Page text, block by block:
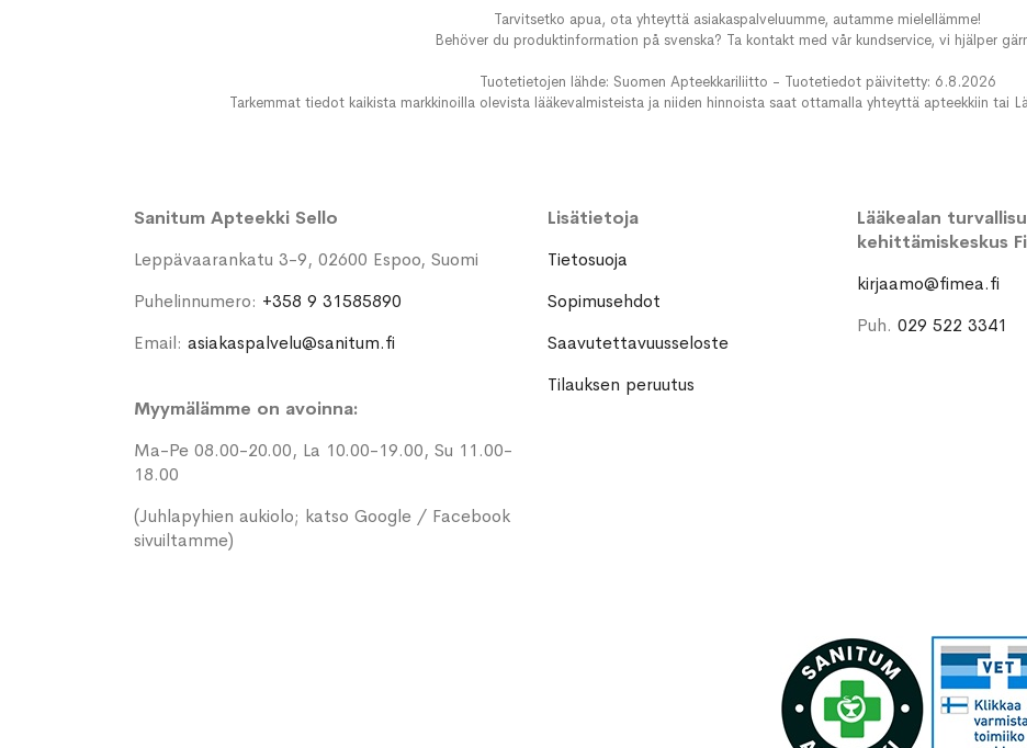
Tarvitsetko apua, ota yhteyttä asiakaspalveluumme, autamme mielellämme!
Behöver du produktinformation på svenska? Ta kontakt med vår kundservice, vi hjälper
Tuotetietojen lähde: Suomen Apteekkariliitto - Tuotetiedot päivitetty: 6.8.2026
Tarkemmat tiedot kaikista markkinoilla olevista lääkevalmisteista ja niiden hinnoista saat ottamalla yhteyttä apteekkiin tai
Sanitum Apteekki Sello
Leppävaarankatu 3-9, 02600 Espoo, Suomi
Puhelinnumero: +358 9 31585890
Email: asiakaspalvelu@sanitum.fi
Myymälämme on avoinna:
Ma-Pe 08.00-20.00, La 10.00-19.00, Su 11.00-
18.00
(Juhlapyhien aukiolo; katso Google / Facebook
sivuiltamme)
Lisätietoja
Tietosuoja
Sopimusehdot
Saavutettavuusseloste
Tilauksen peruutus
Lääkealan
kehittämiskeskus
kirjaamo@fimea.fi
Puh.029 522 3341